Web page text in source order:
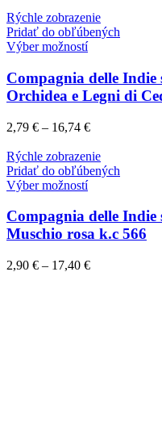
Rýchle zobrazenie
Pridať do obľúbených
Výber možností
Compagnia delle Indie
Orchidea e Legni di
2,79 € – 16,74 €
Rýchle zobrazenie
Pridať do obľúbených
Výber možností
Compagnia delle Indie
Muschio rosa k.c 566
2,90 € – 17,40 €